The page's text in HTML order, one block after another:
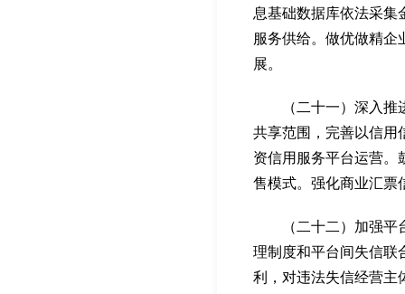
息基础数据库依法采集
服务供给。做优做精
展。
（二十一）深入推进
共享范围，完善以信用
资信用服务平台运营。
售模式。强化商业汇票
（二十二）加强平台
理制度和平台间失信联
利，对违法失信经营主